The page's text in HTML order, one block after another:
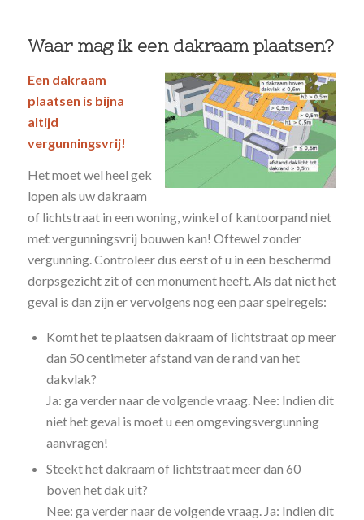
Waar mag ik een dakraam plaatsen?
Een dakraam
plaatsen is bijna
altijd
vergunningsvrij!
Het moet wel heel gek
lopen als uw dakraam
of lichtstraat in een woning, winkel of kantoorpand niet
met vergunningsvrij bouwen kan! Oftewel zonder
vergunning. Controleer dus eerst of u in een beschermd
dorpsgezicht zit of een monument heeft. Als dat niet het
geval is dan zijn er vervolgens nog een paar spelregels:
Komt het te plaatsen dakraam of lichtstraat op meer
dan 50 centimeter afstand van de rand van het
dakvlak?
Ja: ga verder naar de volgende vraag. Nee: Indien dit
niet het geval is moet u een omgevingsvergunning
aanvragen!
Steekt het dakraam of lichtstraat meer dan 60
boven het dak uit?
Nee: ga verder naar de volgende vraag. Ja: Indien dit